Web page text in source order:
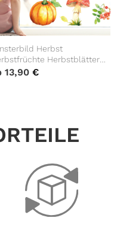
Herbst
Herbstblätter
Halloween bunt
13,90 €